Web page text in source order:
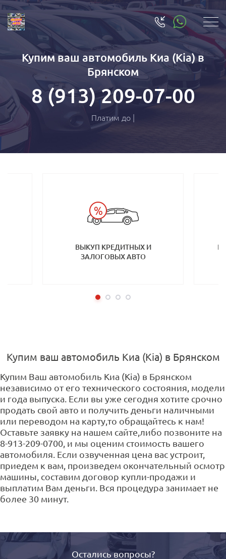
Купим ваш автомобиль Киа (Kia) в
Брянском
8 (913) 209-07-00
Платим
ВЫКУП КРЕДИТНЫХ И
ЗАЛОГОВЫХ АВТО
Купим ваш автомобиль Киа (Kia) в Брянском
Купим Ваш автомобиль Киа (Kia) в Брянском
независимо от его технического состояния, модели
и года выпуска. Если вы уже сегодня хотите срочно
продать свой авто и получить деньги наличными
или переводом на карту,то обращайтесь к нам!
Оставьте заявку на нашем сайте,либо позвоните на
8-913-209-0700, и мы оценим стоимость вашего
автомобиля. Если озвученная цена вас устроит,
приедем к вам, произведем окончательный осмотр
машины, составим договор купли-продажи и
выплатим Вам деньги. Вся процедура занимает не
более 30 минут.
Остались вопросы?